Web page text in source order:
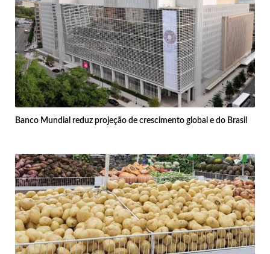
Banco Mundial reduz projeção de crescimento global e do Brasil